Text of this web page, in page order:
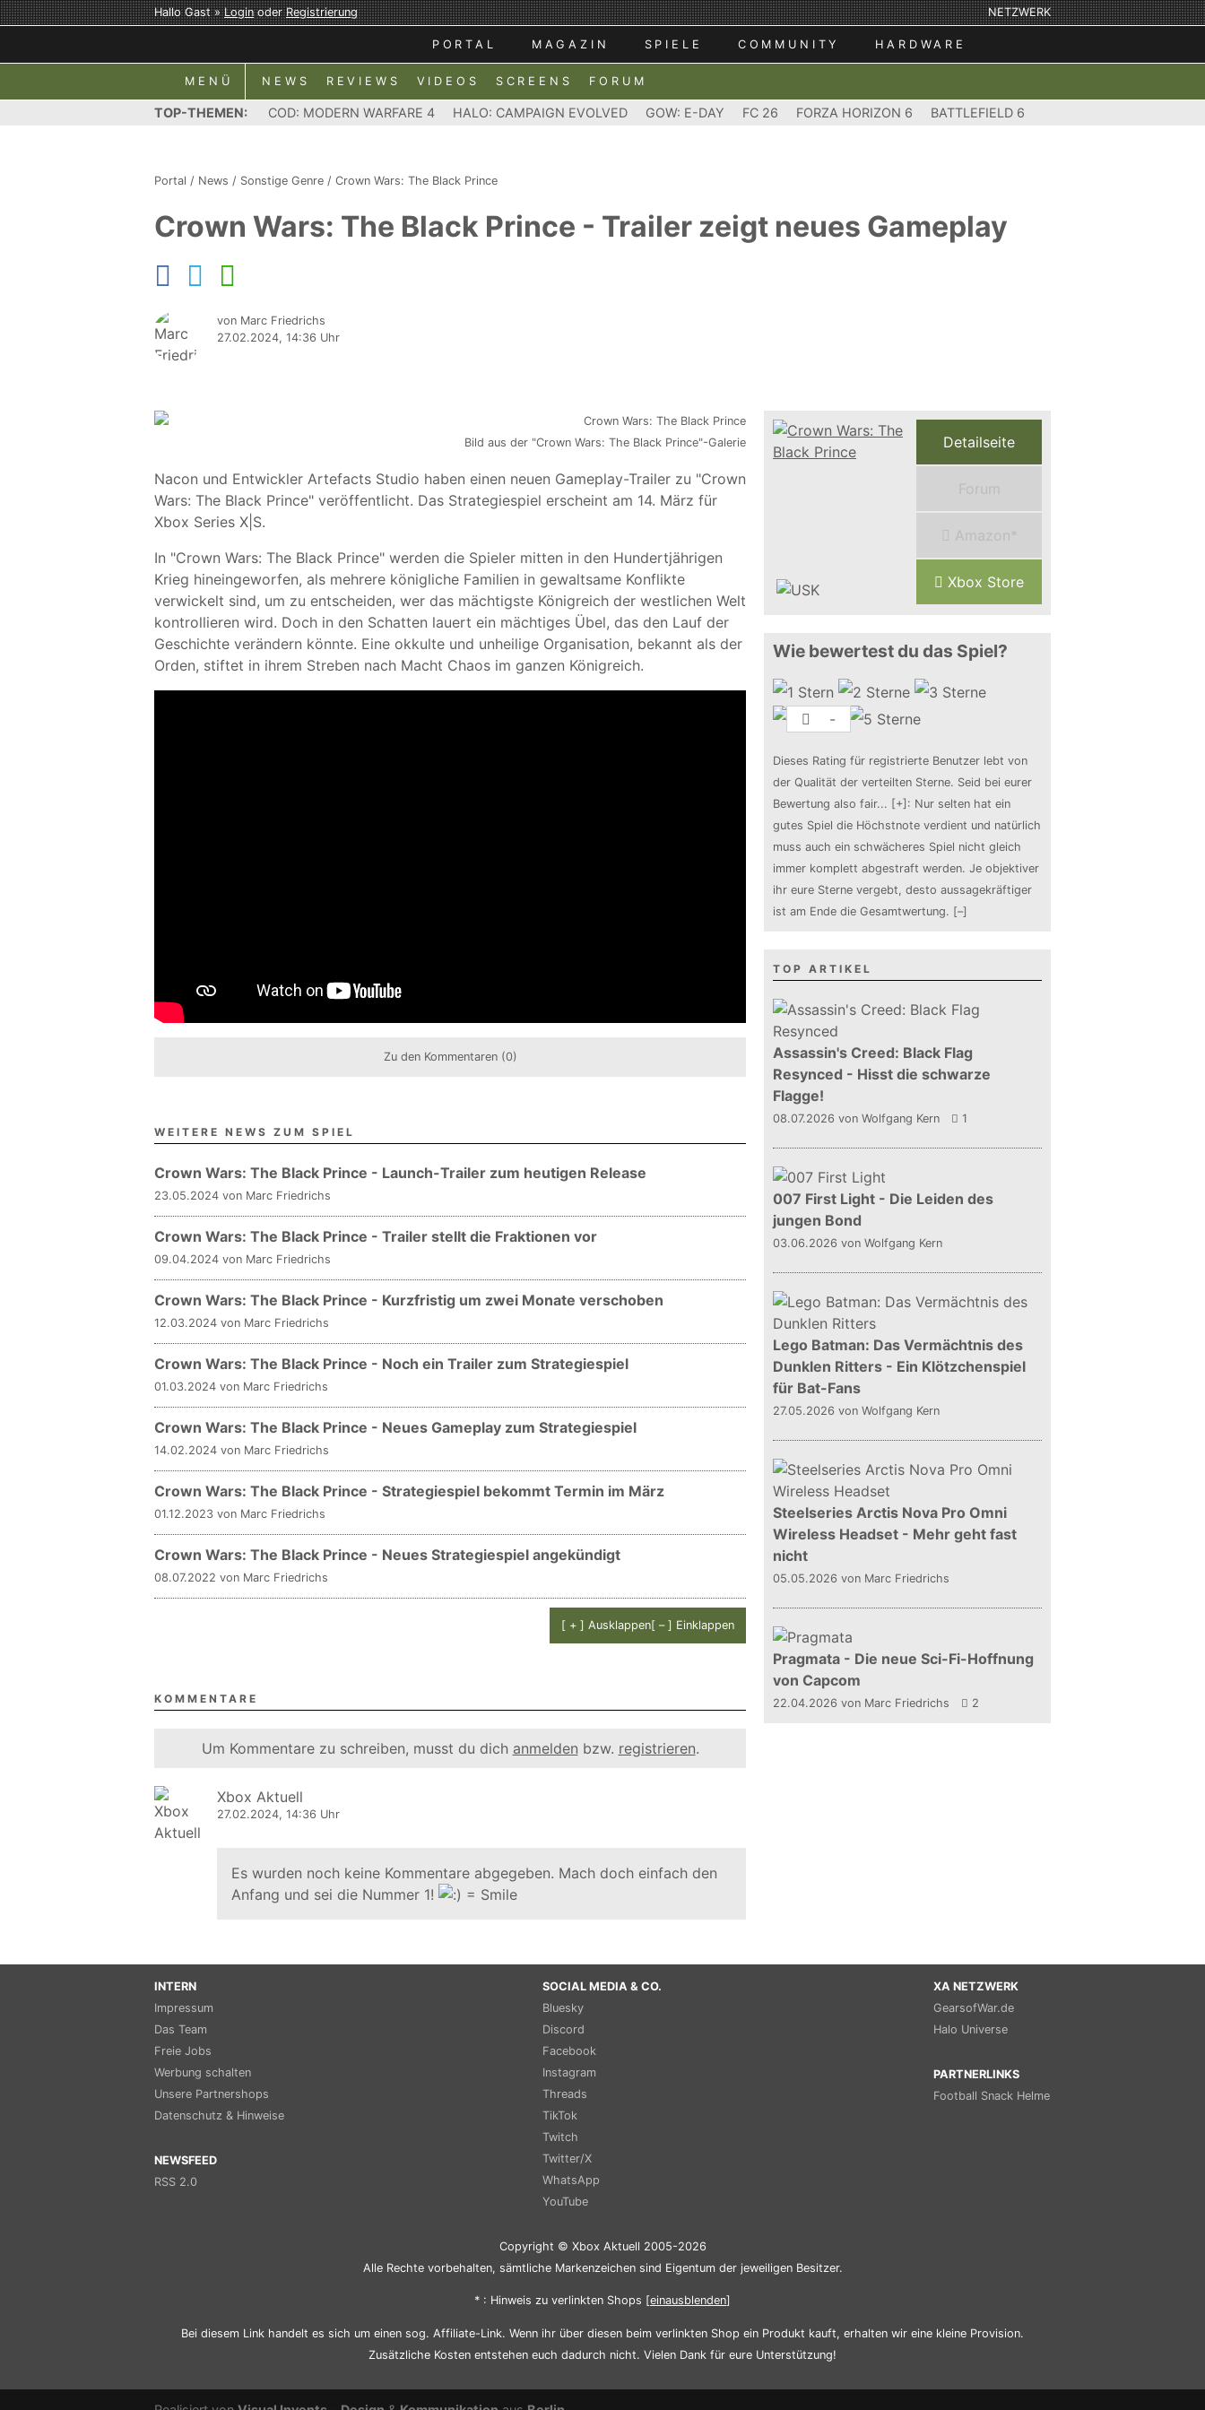
Hallo Gast »LoginoderRegistrierung NETZWERK
PORTAL MAGAZIN SPIELE COMMUNITY HARDWARE
MENÜ NEWS REVIEWS VIDEOS SCREENS FORUM
TOP-THEMEN: COD: MODERN WARFARE 4 HALO: CAMPAIGN EVOLVED GOW: E-DAY FC 26 FORZA HORIZON 6 BATTLEFIELD 6
Portal / News / Sonstige Genre / Crown Wars: The Black Prince
Crown Wars: The Black Prince - Trailer zeigt neues Gameplay
von Marc Friedrichs
27.02.2024, 14:36 Uhr
Bild aus der "Crown Wars: The Black Prince"-Galerie
Nacon und Entwickler Artefacts Studio haben einen neuen Gameplay-Trailer zu "Crown
Wars: The Black Prince" veröffentlicht. Das Strategiespiel erscheint am 14. März für
Xbox Series X|S.
In "Crown Wars: The Black Prince" werden die Spieler mitten in den Hundertjährigen
Krieg hineingeworfen, als mehrere königliche Familien in gewaltsame Konflikte
verwickelt sind, um zu entscheiden, wer das mächtigste Königreich der westlichen Welt
kontrollieren wird. Doch in den Schatten lauert ein mächtiges Übel, das den Lauf der
Geschichte verändern könnte. Eine okkulte und unheilige Organisation, bekannt als der
Orden, stiftet in ihrem Streben nach Macht Chaos im ganzen Königreich.
Zu den Kommentaren (0)
WEITERE NEWS ZUM SPIEL
Crown Wars: The Black Prince - Launch-Trailer zum heutigen Release
23.05.2024 von Marc Friedrichs
Crown Wars: The Black Prince - Trailer stellt die Fraktionen vor
09.04.2024 von Marc Friedrichs
Crown Wars: The Black Prince - Kurzfristig um zwei Monate verschoben
12.03.2024 von Marc Friedrichs
Crown Wars: The Black Prince - Noch ein Trailer zum Strategiespiel
01.03.2024 von Marc Friedrichs
Crown Wars: The Black Prince - Neues Gameplay zum Strategiespiel
14.02.2024 von Marc Friedrichs
Crown Wars: The Black Prince - Strategiespiel bekommt Termin im März
01.12.2023 von Marc Friedrichs
Crown Wars: The Black Prince - Neues Strategiespiel angekündigt
08.07.2022 von Marc Friedrichs
[ + ] Ausklappen[ – ] Einklappen
KOMMENTARE
Um Kommentare zu schreiben, musst du dich anmelden bzw. registrieren.
Xbox Aktuell
27.02.2024, 14:36 Uhr
Es wurden noch keine Kommentare abgegeben. Mach doch einfach den
Anfang und sei die Nummer 1!
Detailseite
Forum
Amazon*
Xbox Store
Wie bewertest du das Spiel?
-
Dieses Rating für registrierte Benutzer lebt von
der Qualität der verteilten Sterne. Seid bei eurer
Bewertung also fair... [+] : Nur selten hat ein
gutes Spiel die Höchstnote verdient und natürlich
muss auch ein schwächeres Spiel nicht gleich
immer komplett abgestraft werden. Je objektiver
ihr eure Sterne vergebt, desto aussagekräftiger
ist am Ende die Gesamtwertung. [–]
TOP ARTIKEL
Assassin's Creed: Black Flag
Resynced - Hisst die schwarze
Flagge!
08.07.2026 von Wolfgang Kern 1
007 First Light - Die Leiden des
jungen Bond
03.06.2026 von Wolfgang Kern
Lego Batman: Das Vermächtnis des
Dunklen Ritters - Ein Klötzchenspiel
für Bat-Fans
27.05.2026 von Wolfgang Kern
Steelseries Arctis Nova Pro Omni
Wireless Headset - Mehr geht fast
nicht
05.05.2026 von Marc Friedrichs
Pragmata - Die neue Sci-Fi-Hoffnung
von Capcom
22.04.2026 von Marc Friedrichs 2
INTERN
Impressum
Das Team
Freie Jobs
Werbung schalten
Unsere Partnershops
Datenschutz & Hinweise
NEWSFEED
RSS 2.0
SOCIAL MEDIA & CO.
Bluesky
Discord
Facebook
Instagram
Threads
TikTok
Twitch
Twitter/X
WhatsApp
YouTube
XA NETZWERK
GearsofWar.de
Halo Universe
PARTNERLINKS
Football Snack Helme
Copyright © Xbox Aktuell 2005-2026
Alle Rechte vorbehalten, sämtliche Markenzeichen sind Eigentum der jeweiligen Besitzer.
* : Hinweis zu verlinkten Shops [einausblenden]
Bei diesem Link handelt es sich um einen sog. Affiliate-Link. Wenn ihr über diesen beim verlinkten Shop ein Produkt kauft, erhalten wir eine kleine Provision.
Zusätzliche Kosten entstehen euch dadurch nicht. Vielen Dank für eure Unterstützung!